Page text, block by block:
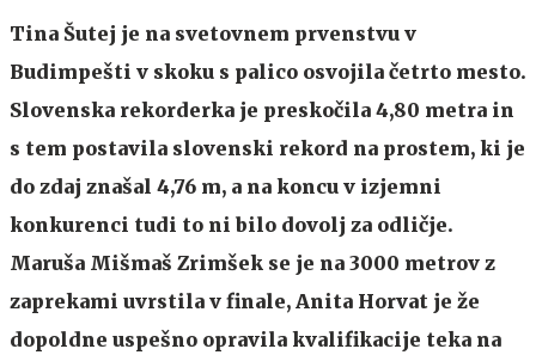
Tina Šutej je na svetovnem prvenstvu v
Budimpešti v skoku s palico osvojila četrto mesto.
Slovenska rekorderka je preskočila 4,80 metra in
s tem postavila slovenski rekord na prostem, ki je
do zdaj znašal 4,76 m, a na koncu v izjemni
konkurenci tudi to ni bilo dovolj za odličje.
Maruša Mišmaš Zrimšek se je na 3000 metrov z
zaprekami uvrstila v finale, Anita Horvat je že
dopoldne uspešno opravila kvalifikacije teka na